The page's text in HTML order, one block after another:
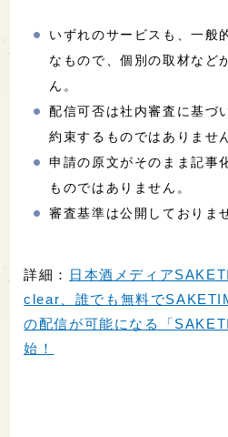
いずれのサービスも、一般
なもので、個別の取材など
ん。
配信可否は社内審査に基づ
約束するものではありませ
申請の原文がそのまま記事
ものではありません。
審査基準は公開しておりま
詳細： 日本酒メディア
clear、誰でも無料で
の配信が可能になる「
始！